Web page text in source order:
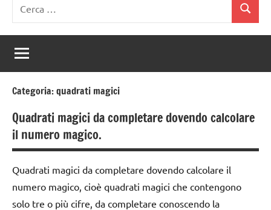
per:
Cerca
Categoria:quadrati magici
Quadrati magici da completare dovendo calcolare
il numero magico.
Quadrati magici da completare dovendo calcolare il
numero magico, cioè quadrati magici che contengono
solo tre o più cifre, da completare conoscendo la